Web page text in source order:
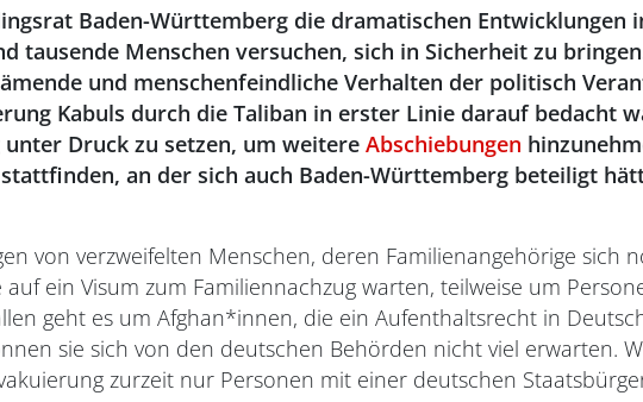
Baden-Württemberg die dramatischen Entwicklungen
tausende Menschen versuchen, sich in Sicherheit zu
und menschenfeindliche Verhalten der politisch
Kabuls durch die Taliban in erster Linie darauf bedacht
Druck zu setzen, um weitere Abschiebungen
an der sich auch Baden-Württemberg beteiligt
von verzweifelten Menschen, deren Familienangehörige sich
ein Visum zum Familiennachzug warten, teilweise um
geht es um Afghan*innen, die ein Aufenthaltsrecht in
sie sich von den deutschen Behörden nicht viel erwarten.
zurzeit nur Personen mit einer deutschen